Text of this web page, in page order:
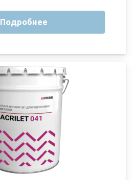
Подробнее